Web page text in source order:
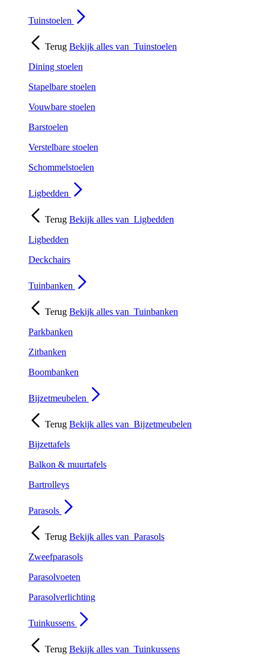
Tuinstoelen
Terug Bekijk alles van Tuinstoelen
Dining stoelen
Stapelbare stoelen
Vouwbare stoelen
Barstoelen
Verstelbare stoelen
Schommelstoelen
Ligbedden
Terug Bekijk alles van Ligbedden
Ligbedden
Deckchairs
Tuinbanken
Terug Bekijk alles van Tuinbanken
Parkbanken
Zitbanken
Boombanken
Bijzetmeubelen
Terug Bekijk alles van Bijzetmeubelen
Bijzettafels
Balkon & muurtafels
Bartrolleys
Parasols
Terug Bekijk alles van Parasols
Zweefparasols
Parasolvoeten
Parasolverlichting
Tuinkussens
Terug Bekijk alles van Tuinkussens